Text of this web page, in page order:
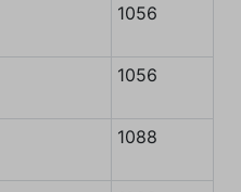
1056
1056
1088